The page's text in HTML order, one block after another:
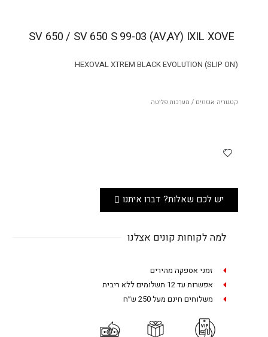
SV 650 / SV 650 S 99-03 (AV,AY) IXIL XOVE
HEXOVAL XTREM BLACK EVOLUTION (SLIP ON)
קטגוריה אגזוזים / מערכות פליטה
יש לכם שאלות? דברו איתנו
למה לקוחות קונים אצלנו
זמני אספקה מהירים
אפשרות עד 12 תשלומים ללא ריבית
משלוחים חינם מעל 250 ש״ח